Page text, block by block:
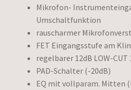
Mikrofon-
Umschaltfunktion
rauscharmer
FET Eingangsstufe am
regelbarer 12dB LOW-CUT
PAD-Schalter (-20dB)
EQ mit vollparam. Mitten